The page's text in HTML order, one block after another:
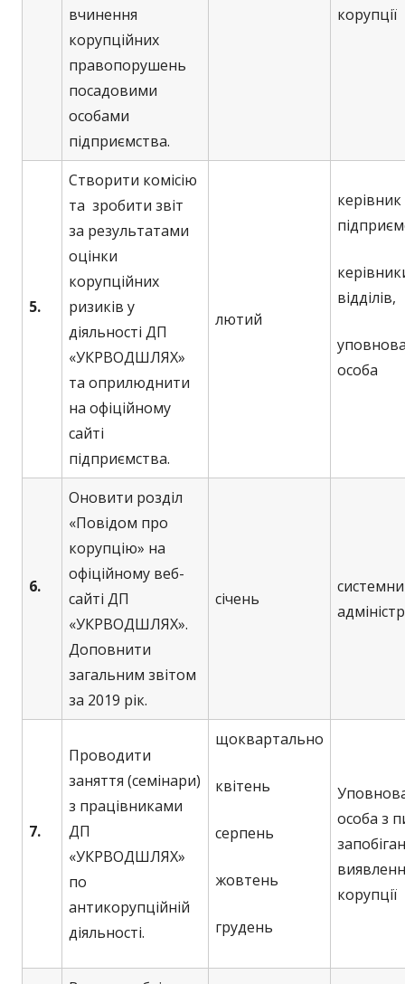
вчинення
корупційних
правопорушень
посадовими
особами
підприємства.
корупції
5.
Створити комісію
та зробити звіт
за результатами
оцінки
корупційних
ризиків у
діяльності ДП
«УКРВОДШЛЯХ»
та оприлюднити
на офіційному
сайті
підприємства.
лютий
керівник
відділів,
особа
6.
Оновити розділ
«Повідом про
корупцію» на
офіційному веб-
сайті ДП
«УКРВОДШЛЯХ».
Доповнити
загальним звітом
за 2019 рік.
січень
7.
Проводити
заняття (семінари)
з працівниками
ДП
«УКРВОДШЛЯХ»
по
антикорупційній
діяльності.
щоквартально
квітень
серпень
жовтень
грудень
особа з
корупції